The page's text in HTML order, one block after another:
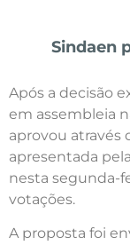
Sindaen
Após a decisão
em assembleia
aprovou através
apresentada
nesta segunda-
votações.
A proposta foi